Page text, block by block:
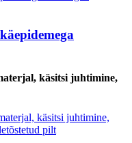
käsitsi juhtimine,